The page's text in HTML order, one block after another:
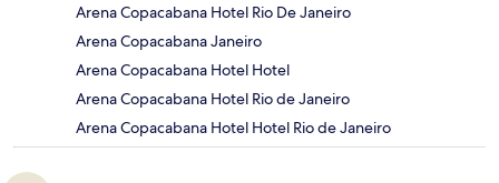
Arena Copacabana Hotel Rio De Janeiro
Arena Copacabana Janeiro
Arena Copacabana Hotel Hotel
Arena Copacabana Hotel Rio de Janeiro
Arena Copacabana Hotel Hotel Rio de Janeiro